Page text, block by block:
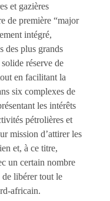
et gazières
de première “major
intégré,
des plus grands
réserve de
en facilitant la
six complexes de
les intérêts
pétrolières et
mission d’attirer les
et, à ce titre,
un certain nombre
de libérer tout le
africain.